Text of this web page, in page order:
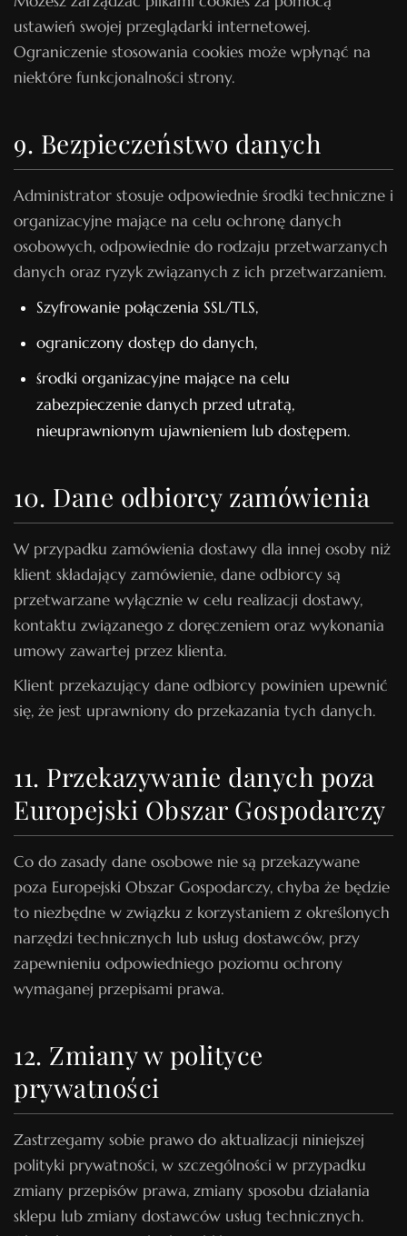
ustawień swojej przeglądarki internetowej.
Ograniczenie stosowania cookies może wpłynąć na
niektóre funkcjonalności strony.
9. Bezpieczeństwo danych
Administrator stosuje odpowiednie środki techniczne i
organizacyjne mające na celu ochronę danych
osobowych, odpowiednie do rodzaju przetwarzanych
danych oraz ryzyk związanych z ich przetwarzaniem.
Szyfrowanie połączenia SSL/TLS,
ograniczony dostęp do danych,
środki organizacyjne mające na celu
zabezpieczenie danych przed utratą,
nieuprawnionym ujawnieniem lub dostępem.
10. Dane odbiorcy zamówienia
W przypadku zamówienia dostawy dla innej osoby niż
klient składający zamówienie, dane odbiorcy są
przetwarzane wyłącznie w celu realizacji dostawy,
kontaktu związanego z doręczeniem oraz wykonania
umowy zawartej przez klienta.
Klient przekazujący dane odbiorcy powinien upewnić
się, że jest uprawniony do przekazania tych danych.
11. Przekazywanie danych poza
Europejski Obszar Gospodarczy
Co do zasady dane osobowe nie są przekazywane
poza Europejski Obszar Gospodarczy, chyba że będzie
to niezbędne w związku z korzystaniem z określonych
narzędzi technicznych lub usług dostawców, przy
zapewnieniu odpowiedniego poziomu ochrony
wymaganej przepisami prawa.
12. Zmiany w polityce
prywatności
Zastrzegamy sobie prawo do aktualizacji niniejszej
polityki prywatności, w szczególności w przypadku
zmiany przepisów prawa, zmiany sposobu działania
sklepu lub zmiany dostawców usług technicznych.